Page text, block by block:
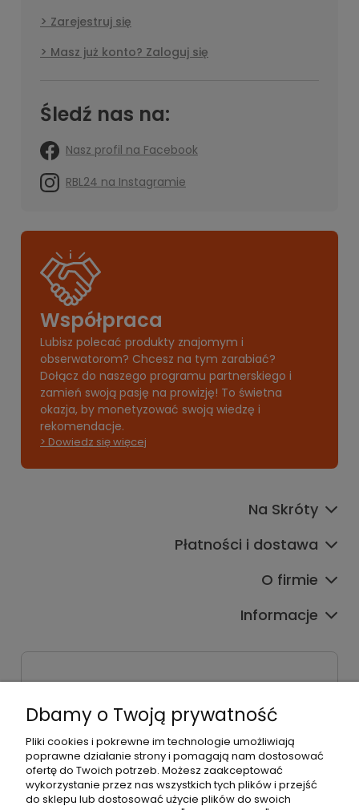
Zarejestruj się
Masz już konto? Zaloguj się
Śledź nas na:
Nasz profil na Facebook
RBL24 na Instagramie
Współpraca
Lubisz polecać produkty znajomym i
obserwatorom? Chcesz na tym zarabiać?
Dołącz do naszego programu partnerskiego i
zamień swoją pasję na prowizję! To świetna
okazja, by monetyzować swoją wiedzę i
rekomendacje.
> Dowiedz się więcej
Na Skróty
Płatności i dostawa
O firmie
Informacje
ul. Bieżanowska 38
30-812 Kraków
Dane firmy
Radosław Bielik P.H.U. RBL
Kraków, 30-823
ul. Muzyków 6
Dbamy o Twoją prywatność
Pliki cookies i pokrewne im technologie umożliwiają
poprawne działanie strony i pomagają nam dostosować
ofertę do Twoich potrzeb. Możesz zaakceptować
wykorzystanie przez nas wszystkich tych plików i przejść
do sklepu lub dostosować użycie plików do swoich